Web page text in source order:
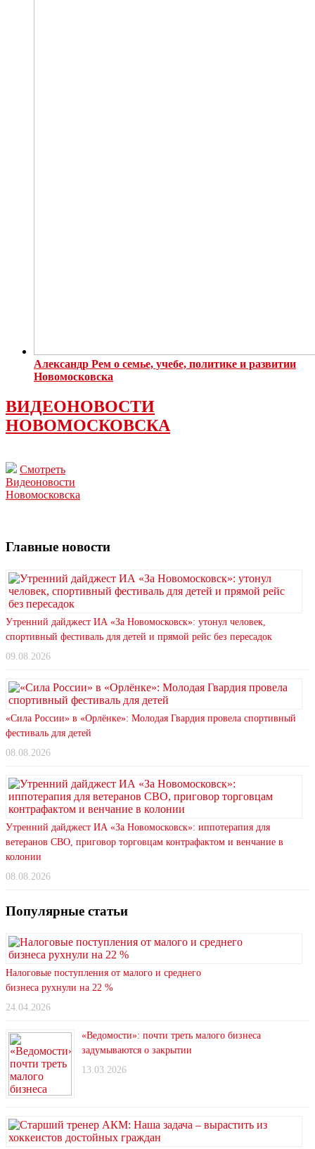
Александр Рем о семье, учебе, политике и развитии
Новомосковска
ВИДЕОНОВОСТИ
НОВОМОСКОВСКА
Смотреть
Видеоновости
Новомосковска
Главные новости
Утренний дайджест ИА «За Новомосковск»: утонул человек,
спортивный фестиваль для детей и прямой рейс без пересадок
09.08.2026
«Сила России» в «Орлёнке»: Молодая Гвардия провела спортивный
фестиваль для детей
08.08.2026
Утренний дайджест ИА «За Новомосковск»: иппотерапия для
ветеранов СВО, приговор торговцам контрафактом и венчание в
колонии
08.08.2026
Популярные статьи
Налоговые поступления от малого и среднего
бизнеса рухнули на 22 %
24.04.2026
«Ведомости»: почти треть малого бизнеса
задумываются о закрытии
13.03.2026